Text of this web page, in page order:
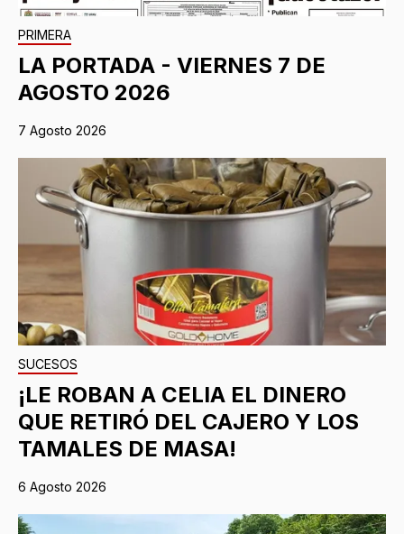
PRIMERA
LA PORTADA - VIERNES 7 DE
AGOSTO 2026
7 Agosto 2026
SUCESOS
¡LE ROBAN A CELIA EL DINERO
QUE RETIRÓ DEL CAJERO Y LOS
TAMALES DE MASA!
6 Agosto 2026